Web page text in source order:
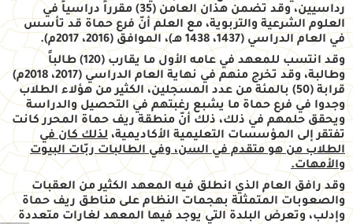
رداسيين، وقد تضمن هذان العامن (35) مقرراً دراسياً في
العلوم الشرعية والتربوية، مع العلم أنّ فرع حماة قد تأسس
في العام الدراسي (1437، 1438 هـ)، الموافق (2016، 2017م).
وقد انتسب للمعهد في عامه الأول ما يقارب (120) طالباً
وطالبة، وقد تخرج منهم في نهاية العام الدراسي (2017، 2018م)
قرابة (50) بالمئة من عدد المسجلين، الكثير من هؤلاء الطلاب
وجدوا في فرع حماة ما يشبع رغبتهم في التحصيل والدراسة
ويحقق حلمهم في ذلك، ذلك أنّ منطقة ريف حماة المحرر كانت
تفتقر إلى المؤسسات التعليمية الأكاديمية، لذلك كان في
الطلاب من هو متقدم في السن، وفي الطالبات ربّات البيوت
والأمهات.
وقد رافق العام الذي انطلق فيه المعهد الكثير من العقبات
والصعوبات المتمثلة بهجمات النظام على مناطق ريف حماة
وإدلب، وتعرض البلدة التي يوجد فيها المعهد لغارات متعددة